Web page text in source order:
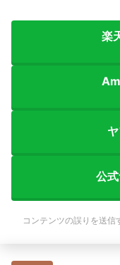
楽
公
コンテンツの誤りを送信